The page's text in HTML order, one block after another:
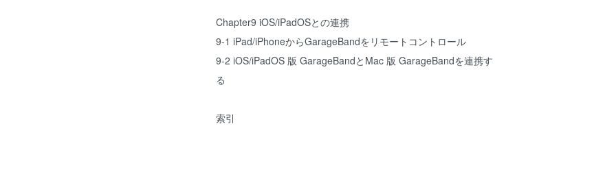
Chapter9 iOS/iPadOSとの連携
9-1 iPad/iPhoneからGarageBandをリモートコントロール
9-2 iOS/iPadOS 版 GarageBandとMac 版 GarageBandを連携す
る
索引